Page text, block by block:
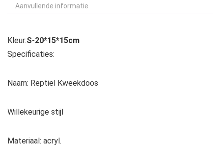
Aanvullende informatie
Kleur:S-20*15*15cm
Specificaties:
Naam: Reptiel Kweekdoos
Willekeurige stijl
Materiaal: acryl.